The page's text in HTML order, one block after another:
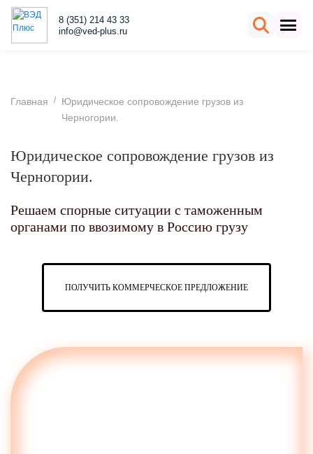
8 (351) 214 43 33
info@ved-plus.ru
Главная /
Юридическое сопровождение грузов из
Черногории.
Юридическое сопровождение грузов из
Черногории.
Решаем спорные ситуации с таможенным
органами по ввозимому в Россию грузу
ПОЛУЧИТЬ КОММЕРЧЕСКОЕ ПРЕДЛОЖЕНИЕ